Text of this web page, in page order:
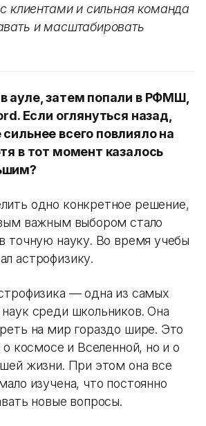
клиентами и сильная команда
и масштабировать
ауле, затем попали в РФМШ,
Если оглянуться назад,
всего повлияло на
в тот момент казалось
одно конкретное решение,
важным выбором стало
точную науку. Во время учебы
астрофизику.
— одна из самых
среди школьников. Она
на мир гораздо шире. Это
о космосе и Вселенной, но и о
жизни. При этом она все
изучена, что постоянно
новые вопросы.